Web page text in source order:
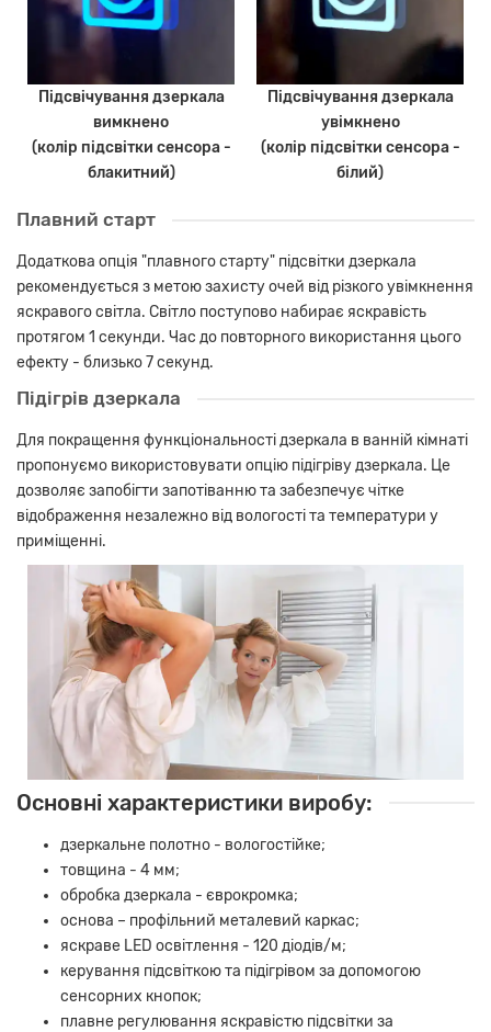
Підсвічування дзеркала
вимкнено
(колір підсвітки сенсора -
блакитний)
Підсвічування дзеркала
увімкнено
(колір підсвітки сенсора -
білий)
Плавний старт
Додаткова опція "плавного старту" підсвітки дзеркала
рекомендується з метою захисту очей від різкого увімкнення
яскравого світла. Світло поступово набирає яскравість
протягом 1 секунди. Час до повторного використання цього
ефекту - близько 7 секунд.
Підігрів дзеркала
Для покращення функціональності дзеркала в ванній кімнаті
пропонуємо використовувати опцію підігріву дзеркала. Це
дозволяє запобігти запотіванню та забезпечує чітке
відображення незалежно від вологості та температури у
приміщенні.
Основні характеристики виробу:
дзеркальне полотно - вологостійке;
товщина - 4 мм;
обробка дзеркала - єврокромка;
основа – профільний металевий каркас;
яскраве LED освітлення - 120 діодів/м;
керування підсвіткою та підігрівом за допомогою
сенсорних кнопок;
плавне регулювання яскравістю підсвітки за